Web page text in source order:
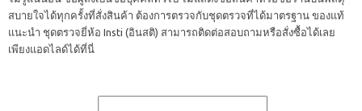
สบายใจได้ทุกครั้งที่สั่งสินค้า ต้องการตรวจกับชุดตรวจที่ได้มาตรฐาน ของแท้
แนะนำ ชุดตรวจยี่ห้อ Insti (อินสติ) สามารถติดต่อสอบถามหรือสั่งซื้อได้เลย
เพียงแอดไลด์ได้ที่นี่